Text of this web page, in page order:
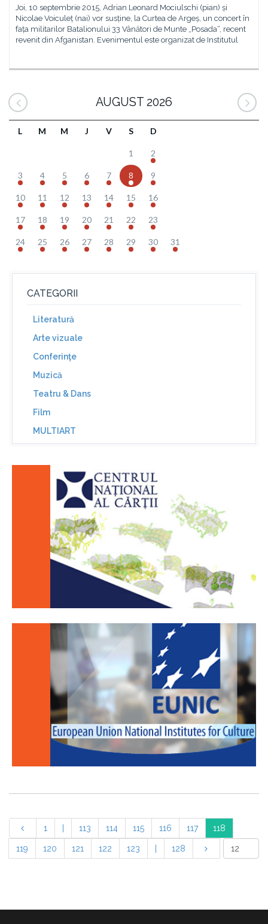
Joi, 10 septembrie 2015, Adrian Leonard Mociulschi (pian) și
Nicolae Voiculeț (nai) vor susține, la Curtea de Argeș, un concert în
fața militarilor Batalionului 33 Vânători de Munte „Posada“, recent
revenit din Afganistan. Evenimentul este organizat de Institutul
AUGUST 2026
L M M J V S D
1 2
3 4 5 6 7 8 9
10 11 12 13 14 15 16
17 18 19 20 21 22 23
24 25 26 27 28 29 30 31
CATEGORII
Literatură
Arte vizuale
Conferinţe
Muzică
Teatru & Dans
Film
MULTIART
1 113 114 115 116 117 118
119 120 121 122 123 128